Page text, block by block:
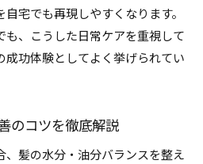
宅でも再現しやすくなります。
も、こうした日常ケアを重視して
成功体験としてよく挙げられてい
のコツを徹底解説
、髪の水分・油分バランスを整え